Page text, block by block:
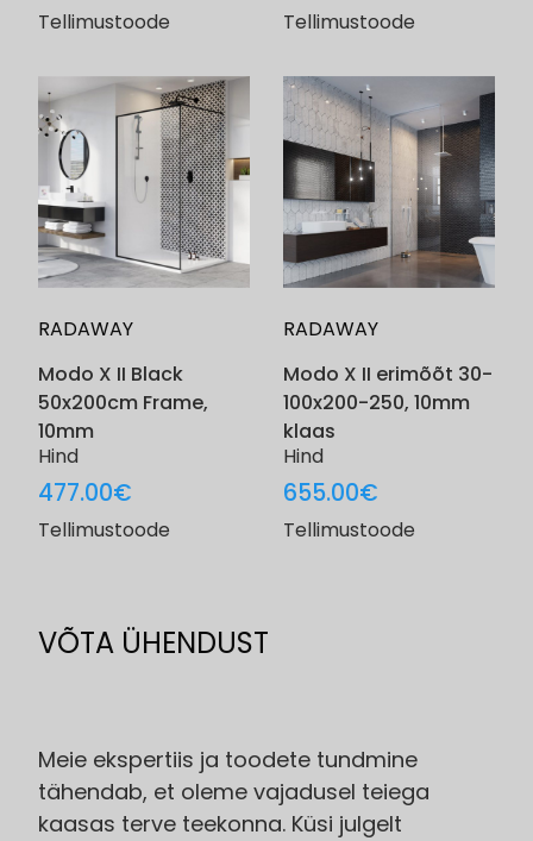
Tellimustoode Tellimustoode
RADAWAY
Modo X II Black
50x200cm Frame,
10mm
Hind
477.00€
Tellimustoode
RADAWAY
Modo X II erimõõt 30-
100x200-250, 10mm
klaas
Hind
655.00€
Tellimustoode
VÕTA ÜHENDUST
Meie ekspertiis ja toodete tundmine
tähendab, et oleme vajadusel teiega
kaasas terve teekonna. Küsi julgelt